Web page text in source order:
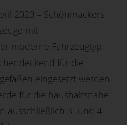
2020 – Schönmackers
mit
moderne Fahrzeugtyp
für die
eingesetzt werden.
für die haushaltsnahe
ausschließlich 3- und 4-